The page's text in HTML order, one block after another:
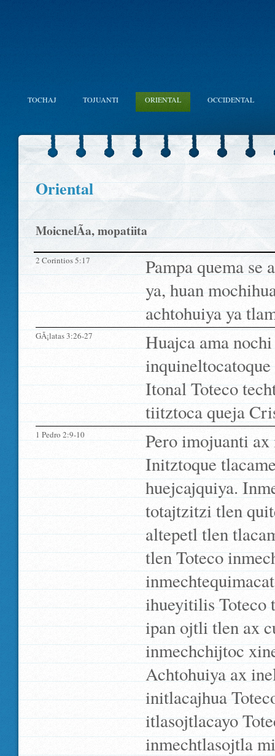
TOCHAJ TOJUANTI ORIENTAL OCCIDENTAL
Oriental
MoicnelÃ­a, mopatiita
2 Corintios 5:17
Pampa quema
ya, huan
achtohuiya ya
GÃ¡latas 3:26-27
Huajca ama
Itonal Toteco
tiitztoca queja
1 Pedro 2:9-10
Pero imojuanti
Initztoque
huejcajquiya.
totajtzitzi tlen
altepetl tlen
tlen Toteco
ihueyitilis Toteco
ipan ojtli tlen ax
inmechchijtoc
Achtohuiya ax
initlacajhua
itlasojtlacayo
inmechtlasojtla